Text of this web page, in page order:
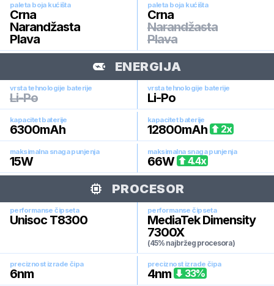
paleta boja kućišta
Crna
Narandžasta
Plava
paleta boja kućišta
Crna
Narandžasta
Plava
ENERGIJA
vrsta tehnologije baterije
Li-Po
vrsta tehnologije baterije
Li-Po
kapacitet baterije
6300mAh
kapacitet baterije
12800mAh 2x
maksimalna snaga punjenja
15W
maksimalna snaga punjenja
66W 4.4x
PROCESOR
performanse čipseta
Unisoc T8300
performanse čipseta
MediaTek Dimensity
7300X
(45% najbržeg procesora)
preciznost izrade čipa
6nm
preciznost izrade čipa
4nm 33%